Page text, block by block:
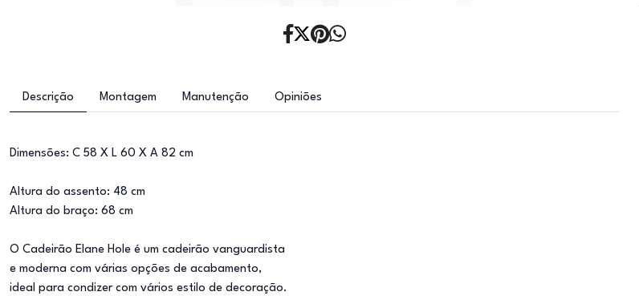
Descrição Montagem Manutenção Opiniões
Dimensões: C 58 X L 60 X A 82 cm
Altura do assento: 48 cm
Altura do braço: 68 cm
O Cadeirão Elane Hole é um cadeirão vanguardista
e moderna com várias opções de acabamento,
ideal para condizer com vários estilo de decoração.